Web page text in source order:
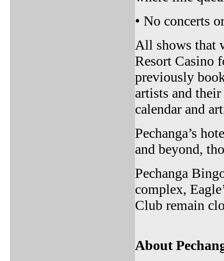
• No concerts
All shows that
Resort Casino
previously
artists and
calendar and
Pechanga’s
and beyond,
Pechanga
complex,
Club remain
About